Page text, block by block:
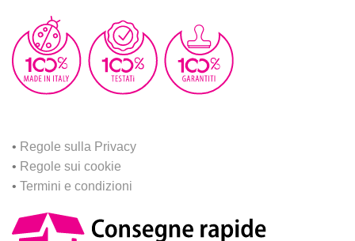
• Regole sulla Privacy
• Regole sui cookie
• Termini e condizioni